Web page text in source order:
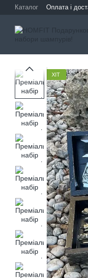
Перейти до основного
Каталог Оплата і
ХІТ